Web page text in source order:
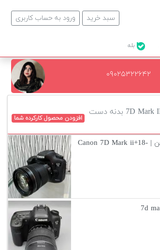
ورود به حساب کاربری سبد خرید
۰۹۰۲۵۳۲۲۶۴۲
دوربین کانن 7D Mark II بدنه دست
افزودن محصول کارکرده شما
دوربین حرفه‌ای کانن | Canon 7D Mark ii+18-